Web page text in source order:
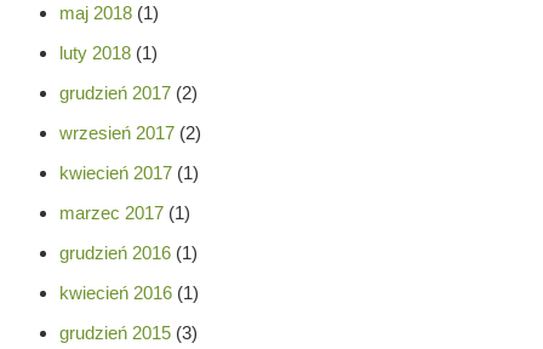
maj 2018(1)
luty 2018(1)
grudzień 2017(2)
wrzesień 2017(2)
kwiecień 2017(1)
marzec 2017(1)
grudzień 2016(1)
kwiecień 2016(1)
grudzień 2015(3)